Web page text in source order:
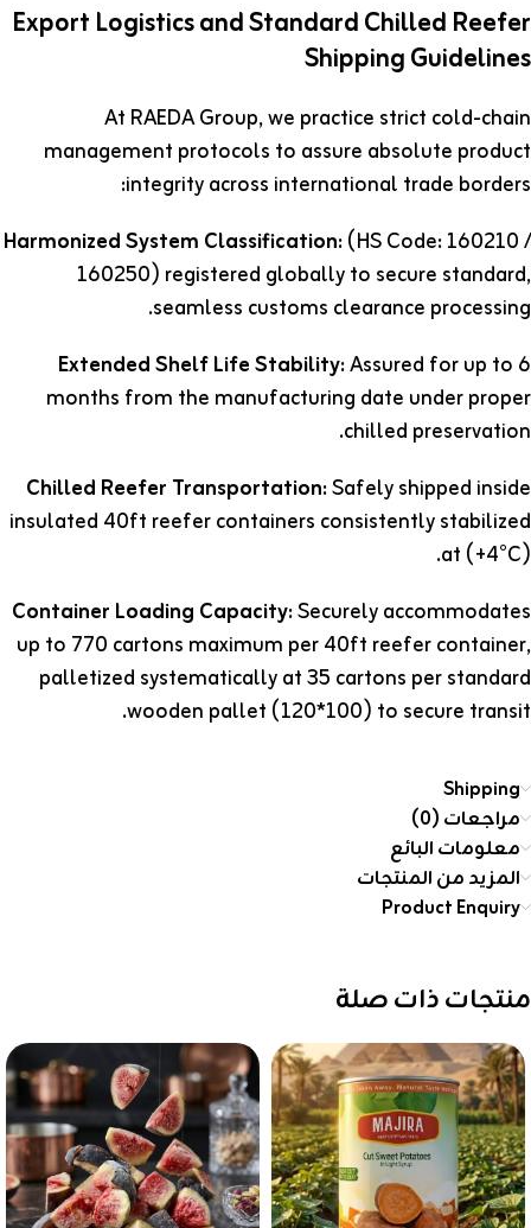
Export Logistics and Standard Chilled Reefer
Shipping Guidelines
At RAEDA Group, we practice strict cold-chain
management protocols to assure absolute product
integrity across international trade borders:
Harmonized System Classification:(HS Code: 160210 /
160250) registered globally to secure standard,
seamless customs clearance processing.
Extended Shelf Life Stability:Assured for up to 6
months from the manufacturing date under proper
chilled preservation.
Chilled Reefer Transportation:Safely shipped inside
insulated 40ft reefer containers consistently stabilized
at (+4°C).
Container Loading Capacity:Securely accommodates
up to 770 cartons maximum per 40ft reefer container,
palletized systematically at 35 cartons per standard
wooden pallet (120*100) to secure transit.
Shipping
مراجعات (0)
معلومات البائع
المزيد من المنتجات
Product Enquiry
منتجات ذات صلة